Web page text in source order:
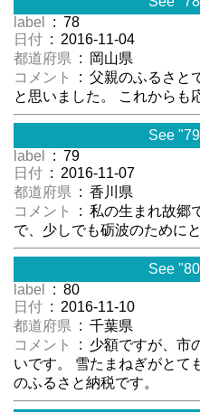
label
: 78
日付 : 2016-11-04
都道府県 : 岡山県
コメント
: 父親のふるさと
と思いました。 これからも
See
label
: 79
日付 : 2016-11-07
都道府県 : 香川県
コメント
: 私の生まれ故郷
で、少しでも砺波のために
See
label
: 80
日付 : 2016-11-10
都道府県 : 千葉県
コメント
: 少額ですが、市
いです。 雪たまねぎがとて
のふるさと納税です。